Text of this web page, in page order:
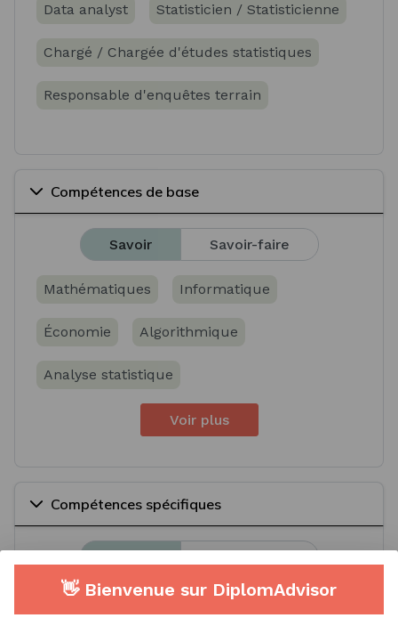
Data analyst Statisticien / Statisticienne
Chargé / Chargée d'études statistiques
Responsable d'enquêtes terrain
Compétences de base
Savoir Savoir-faire
Mathématiques Informatique
Économie Algorithmique
Analyse statistique
Voir plus
Compétences spécifiques
Démographie
👋 Bienvenue sur DiplomAdvisor